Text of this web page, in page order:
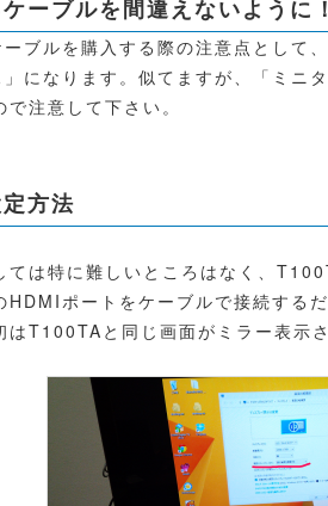
ーブルを間違えないように！
ブルを購入する際の注意点として
になります。似てますが、「ミニ
注意して下さい。
方法
は特に難しいところはなく、
HDMIポートをケーブルで接続する
はT100TAと同じ画面がミラー表示さ